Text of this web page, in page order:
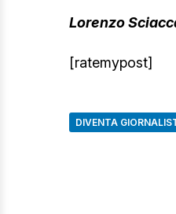
Lorenzo
[ratemypost]
DIVENTA